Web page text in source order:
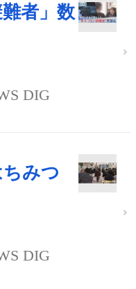
者」数
DIG
みつ
DIG